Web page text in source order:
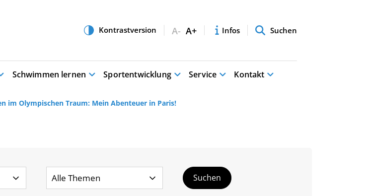
A- A+ Infos Suchen
Schwimmen lernen Sportentwicklung Service Kontakt
im Olympischen Traum: Mein Abenteuer in Paris!